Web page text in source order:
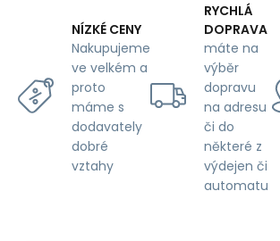
NÍZKÉ CENY
Nakupujeme
ve velkém a
proto
máme s
dodavately
dobré
vztahy
RYCHLÁ
DOPRAVA
máte na
výběr
dopravu
na adresu
či do
některé z
výdejen či
automatu